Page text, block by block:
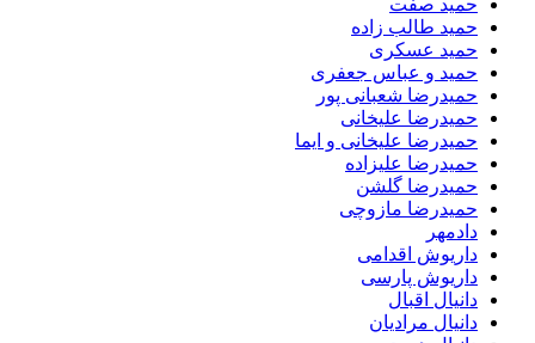
حمید طالب زاده
حمید عسکری
حمید و عباس جعفری
حمیدرضا شعبانی پور
حمیدرضا علیخانی
حمیدرضا علیخانی و ایما
حمیدرضا علیزاده
حمیدرضا گلشن
حمیدرضا مازوچی
دادمهر
داریوش اقدامی
داریوش پارسی
دانیال اقبال
دانیال مرادیان